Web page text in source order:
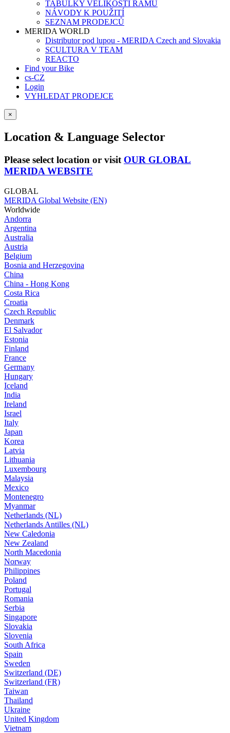
TABULKY VELIKOSTÍ RÁMŮ
NÁVODY K POUŽITÍ
SEZNAM PRODEJCŮ
MERIDA WORLD
Distributor pod lupou - MERIDA Czech and Slovakia
SCULTURA V TEAM
REACTO
Find your Bike
cs-CZ
Login
VYHLEDAT PRODEJCE
×
Location & Language Selector
Please select location or visit OUR GLOBAL
MERIDA WEBSITE
GLOBAL
MERIDA Global Website (EN)
Worldwide
Andorra
Argentina
Australia
Austria
Belgium
Bosnia and Herzegovina
China
China - Hong Kong
Costa Rica
Croatia
Czech Republic
Denmark
El Salvador
Estonia
Finland
France
Germany
Hungary
Iceland
India
Ireland
Israel
Italy
Japan
Korea
Latvia
Lithuania
Luxembourg
Malaysia
Mexico
Montenegro
Myanmar
Netherlands (NL)
Netherlands Antilles (NL)
New Caledonia
New Zealand
North Macedonia
Norway
Philippines
Poland
Portugal
Romania
Serbia
Singapore
Slovakia
Slovenia
South Africa
Spain
Sweden
Switzerland (DE)
Switzerland (FR)
Taiwan
Thailand
Ukraine
United Kingdom
Vietnam